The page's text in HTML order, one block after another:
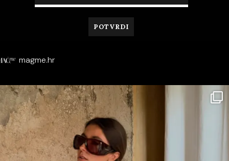
magme.hr